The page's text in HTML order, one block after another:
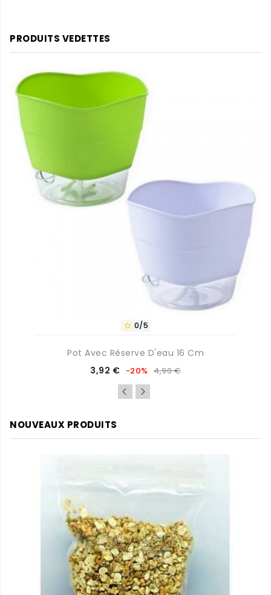
PRODUITS VEDETTES
 0/5
Pot Avec Réserve D'eau 16 Cm
Prix
3,92 € Prix
de
base
-20% 4,90 €
NOUVEAUX PRODUITS